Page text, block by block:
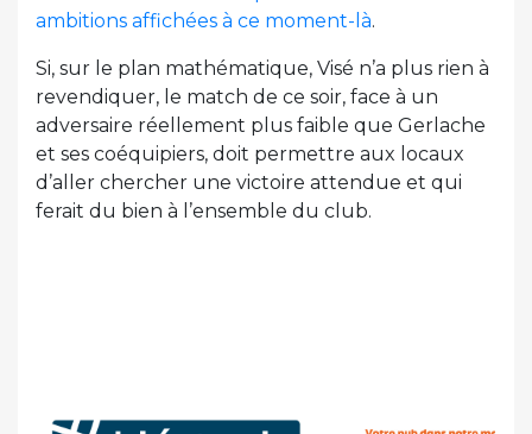
ambitions affichées à ce moment-là.
Si, sur le plan mathématique, Visé n’a plus rien à
revendiquer, le match de ce soir, face à un
adversaire réellement plus faible que Gerlache
et ses coéquipiers, doit permettre aux locaux
d’aller chercher une victoire attendue et qui
ferait du bien à l’ensemble du club.